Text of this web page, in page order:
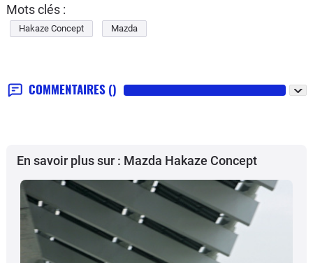
Mots clés :
Hakaze Concept Mazda
COMMENTAIRES ()
En savoir plus sur : Mazda Hakaze Concept